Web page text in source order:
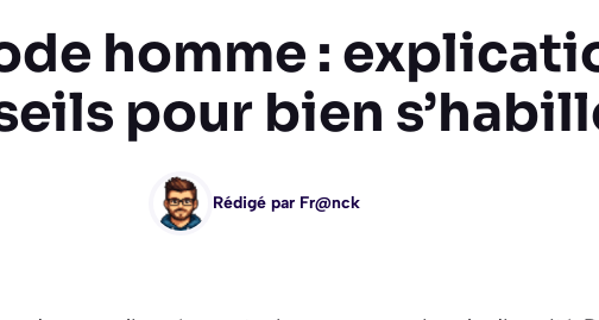
homme :
pour bien
Rédigé par Fr@nck